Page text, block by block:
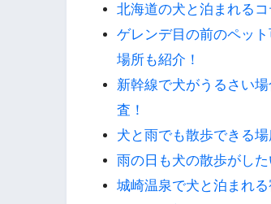
北海道の犬と泊まれる
ゲレンデ目の前のペッ
場所も紹介！
新幹線で犬がうるさい
査！
犬と雨でも散歩できる
雨の日も犬の散歩がし
城崎温泉で犬と泊まれ